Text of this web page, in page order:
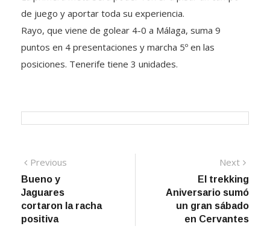
de juego y aportar toda su experiencia.
Rayo, que viene de golear 4-0 a Málaga, suma 9
puntos en 4 presentaciones y marcha 5º en las
posiciones. Tenerife tiene 3 unidades.
Navegación
de
entradas
Previous
Bueno y
Jaguares
cortaron la racha
positiva
Next
El trekking
Aniversario sumó
un gran sábado
en Cervantes